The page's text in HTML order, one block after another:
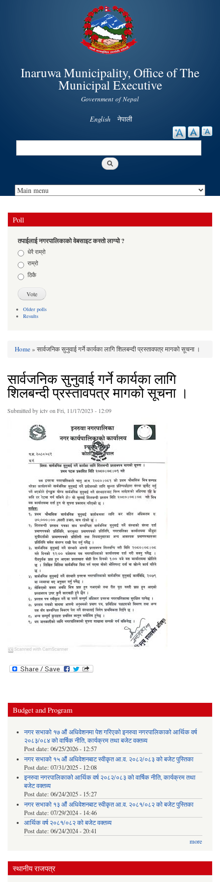
Skip to
main
content
Inaruwa Municipality, Office of The
Municipal Executive
Government of Nepal
English नेपाली
Search
Poll
तपाईलाई नगरपालिकाको वेबसाइट कस्तो लाग्यो ?
Choicesधेरै राम्रो
राम्रो
ठिकै
Older polls
Results
Home» सार्वजनिक सुनुवाई गर्ने कार्यका लागि शिलबन्दी प्रस्तावपत्र मागको सूचना ।
सार्वजनिक सुनुवाई गर्ने कार्यका लागि
शिलबन्दी प्रस्तावपत्र मागको सूचना ।
Submitted byictvon Fri, 11/17/2023 - 12:09
Budget and Program
नगर सभाको १७ औं अधिवेशनमा पेश गरिएको इनरुवा नगरपालिकाको आर्थिक वर्ष
२०८३/०८४ को वार्षिक नीति, कार्यक्रम तथा बजेट वक्तव्य
Post date: 06/25/2026 - 12:57
नगर सभाको १५ औं अधिवेशनबाट स्वीकृत आ.व. २०८२/०८३ को बजेट पुस्तिका
Post date: 07/31/2025 - 12:08
इनरुवा नगरपालिकाको आर्थिक वर्ष २०८२/०८३ को वार्षिक नीति, कार्यक्रम तथा
बजेट वक्तव्य
Post date: 06/24/2025 - 15:27
नगर सभाको १३ औं अधिवेशनबाट स्वीकृत आ.व. २०८१/०८२ को बजेट पुस्तिका
Post date: 07/29/2024 - 14:46
आर्थिक वर्ष २०८१/०८२ को बजेट वक्तव्य
Post date: 06/24/2024 - 20:41
more
स्थानीय राजपत्र